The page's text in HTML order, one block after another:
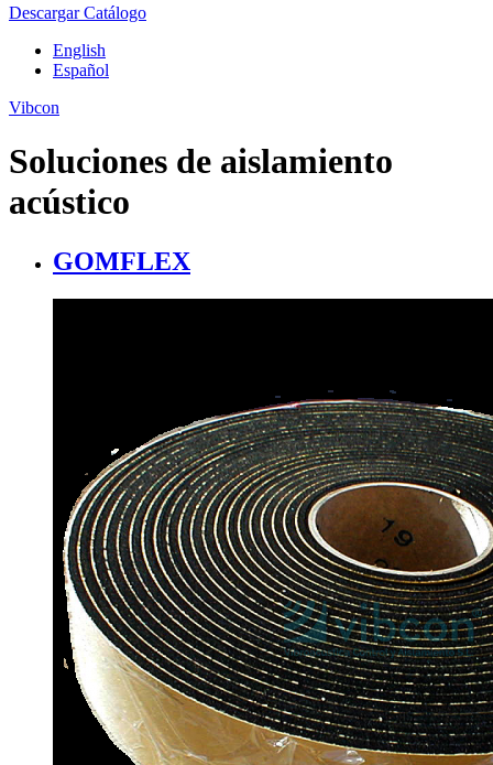
Descargar Catálogo
English
Español
Vibcon
Soluciones de aislamiento
acústico
GOMFLEX